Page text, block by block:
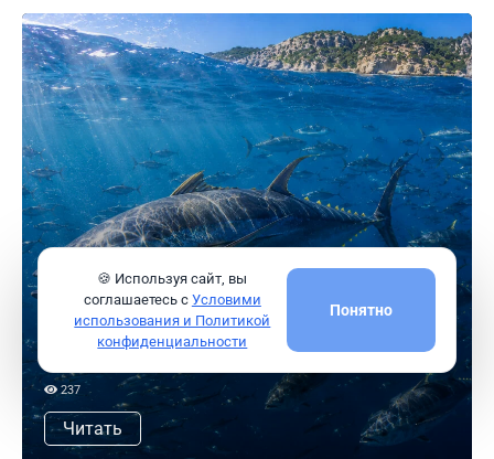
Учёные раскрыли секрет: почему тунец
237
Читать
🍪 Используя сайт, вы
соглашаетесь с Условими
использования и Политикой
конфиденциальности
Понятно